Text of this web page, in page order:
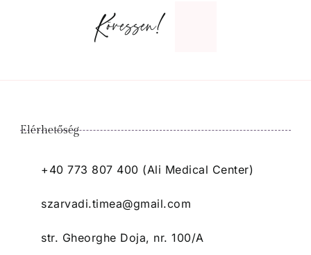
Kövessen!
Elérhetőség
+40 773 807 400 (Ali Medical Center)
szarvadi.timea@gmail.com
str. Gheorghe Doja, nr. 100/A